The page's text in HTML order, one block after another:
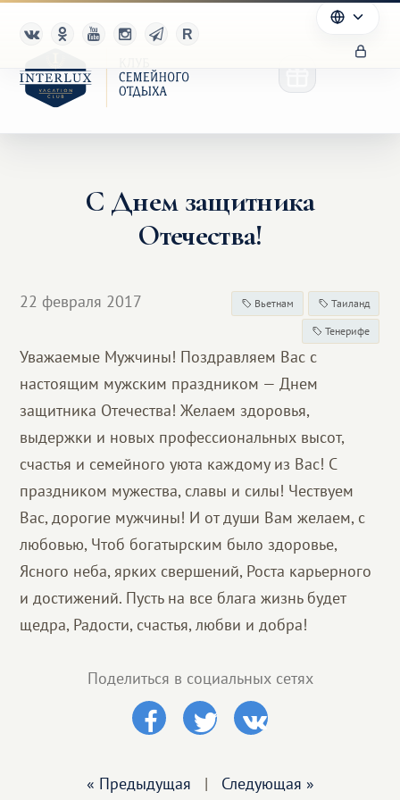
Клуб
Преимущества
Партнерам
С Днем защитника
Отечества!
22 февраля 2017 Вьетнам Таиланд
Тенерифе
Уважаемые Мужчины! Поздравляем Вас с
настоящим мужским праздником — Днем
защитника Отечества! Желаем здоровья,
выдержки и новых профессиональных высот,
счастья и семейного уюта каждому из Вас! С
праздником мужества, славы и силы! Чествуем
Вас, дорогие мужчины! И от души Вам желаем, с
любовью, Чтоб богатырским было здоровье,
Ясного неба, ярких свершений, Роста карьерного
и достижений. Пусть на все блага жизнь будет
щедра, Радости, счастья, любви и добра!
Поделиться в социальных сетях
« Предыдущая | Следующая »